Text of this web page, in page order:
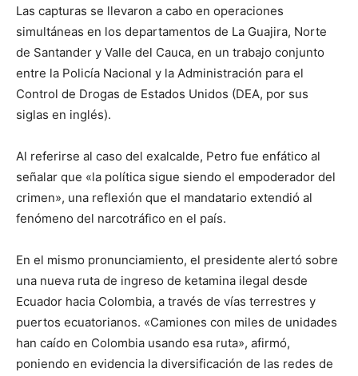
Las capturas se llevaron a cabo en operaciones
simultáneas en los departamentos de La Guajira, Norte
de Santander y Valle del Cauca, en un trabajo conjunto
entre la Policía Nacional y la Administración para el
Control de Drogas de Estados Unidos (DEA, por sus
siglas en inglés).
Al referirse al caso del exalcalde, Petro fue enfático al
señalar que «la política sigue siendo el empoderador del
crimen», una reflexión que el mandatario extendió al
fenómeno del narcotráfico en el país.
En el mismo pronunciamiento, el presidente alertó sobre
una nueva ruta de ingreso de ketamina ilegal desde
Ecuador hacia Colombia, a través de vías terrestres y
puertos ecuatorianos. «Camiones con miles de unidades
han caído en Colombia usando esa ruta», afirmó,
poniendo en evidencia la diversificación de las redes de